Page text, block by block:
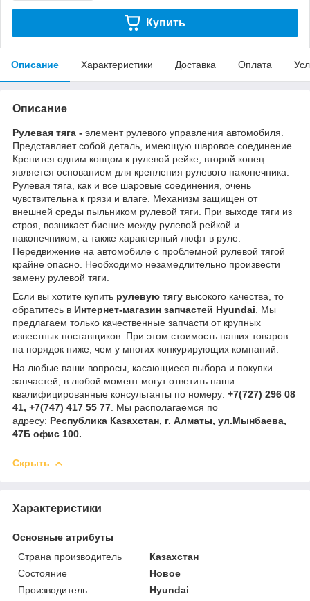
Купить
Описание Характеристики Доставка Оплата
Описание
Рулевая тяга - элемент рулевого управления автомобиля.
Представляет собой деталь, имеющую шаровое соединение.
Крепится одним концом к рулевой рейке, второй конец
является основанием для крепления рулевого наконечника.
Рулевая тяга, как и все шаровые соединения, очень
чувствительна к грязи и влаге. Механизм защищен от
внешней среды пыльником рулевой тяги. При выходе тяги из
строя, возникает биение между рулевой рейкой и
наконечником, а также характерный люфт в руле.
Передвижение на автомобиле с проблемной рулевой тягой
крайне опасно. Необходимо незамедлительно произвести
замену рулевой тяги.
Если вы хотите купить рулевую тягу высокого качества, то
обратитесь в Интернет-магазин запчастей Hyundai . Мы
предлагаем только качественные запчасти от крупных
известных поставщиков. При этом стоимость наших товаров
на порядок ниже, чем у многих конкурирующих компаний.
На любые ваши вопросы, касающиеся выбора и покупки
запчастей, в любой момент могут ответить наши
квалифицированные консультанты по номеру: +7(727) 296 08
41, +7(747) 417 55 77 . Мы располагаемся по
адресу: Республика Казахстан, г. Алматы, ул.Мынбаева,
47Б офис 100.
Скрыть
Характеристики
Основные атрибуты
Страна производитель
Казахстан
Состояние
Новое
Производитель
Hyundai